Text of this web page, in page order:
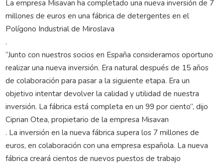
La empresa Misavan ha completado una nueva inversión de 7
millones de euros en una fábrica de detergentes en el
Polígono Industrial de Miroslava
.
“Junto con nuestros socios en España consideramos oportuno
realizar una nueva inversión. Era natural después de 15 años
de colaboración para pasar a la siguiente etapa. Era un
objetivo intentar devolver la calidad y utilidad de nuestra
inversión. La fábrica está completa en un 99 por ciento”, dijo
Ciprian Otea, propietario de la empresa Misavan
. La inversión en la nueva fábrica supera los 7 millones de
euros, en colaboración con una empresa española. La nueva
fábrica creará cientos de nuevos puestos de trabajo